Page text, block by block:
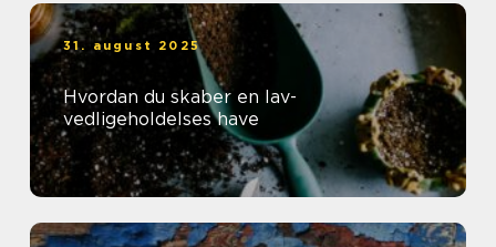
31. august 2025
Hvordan du skaber en lav-
vedligeholdelses have